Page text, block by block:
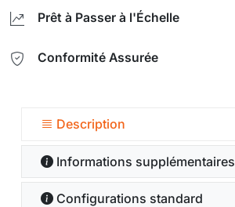
Prêt à Passer à l'Échelle
Conformité Assurée
Description
Informations supplémentaires
Configurations standard